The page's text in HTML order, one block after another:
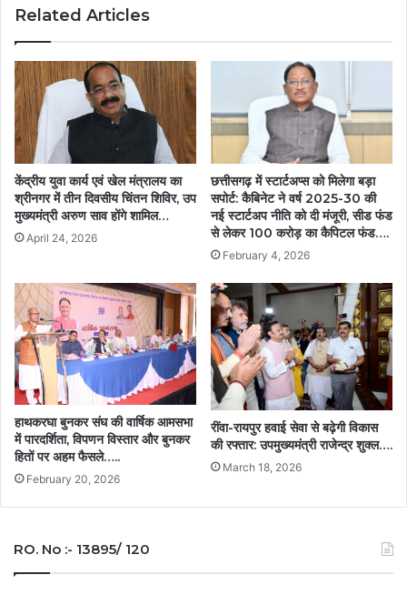
हुए
Related Articles
केंद्रीय युवा कार्य एवं खेल मंत्रालय का
श्रीनगर में तीन दिवसीय चिंतन शिविर, उप
मुख्यमंत्री अरुण साव होंगे शामिल…
April 24, 2026
छत्तीसगढ़ में स्टार्टअप्स को मिलेगा बड़ा
सपोर्ट: कैबिनेट ने वर्ष 2025-30 की
नई स्टार्टअप नीति को दी मंजूरी, सीड फंड
से लेकर 100 करोड़ का कैपिटल फंड….
February 4, 2026
हाथकरघा बुनकर संघ की वार्षिक आमसभा
में पारदर्शिता, विपणन विस्तार और बुनकर
हितों पर अहम फैसले…..
February 20, 2026
रींवा-रायपुर हवाई सेवा से बढ़ेगी विकास
की रफ्तार: उपमुख्यमंत्री राजेन्द्र शुक्ल….
March 18, 2026
RO. No :- 13895/ 120